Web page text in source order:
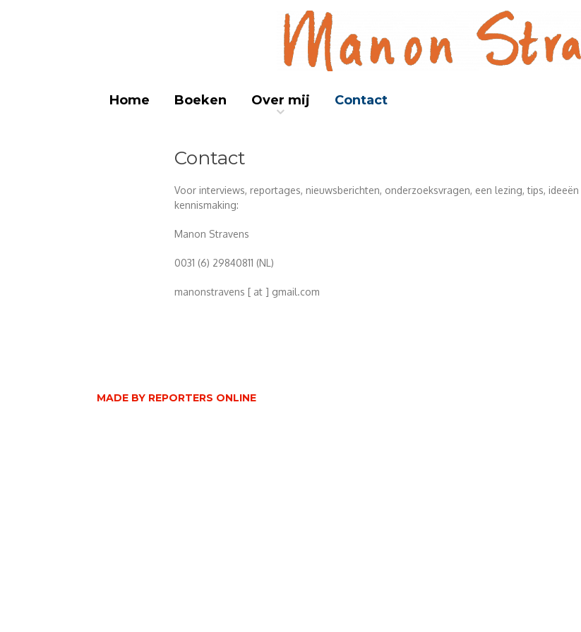
MANON STRAVENS
Journalist, schrijver, onderzoeker
Home Boeken Over mij Contact
Contact
Voor interviews, reportages, nieuwsberichten, onderzoeksvragen, een lezing, tips,
kennismaking:
Manon Stravens
0031 (6) 29840811 (NL)
manonstravens [ at ] gmail.com
MADE BY REPORTERS ONLINE